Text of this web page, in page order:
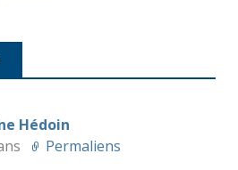
Hédoin
Permaliens